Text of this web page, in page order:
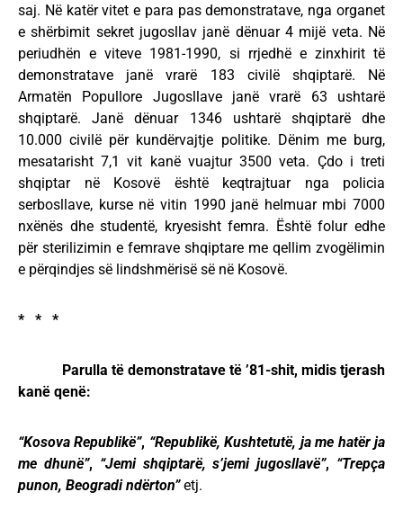
saj. Në katër vitet e para pas demonstratave, nga organet
e shërbimit sekret jugosllav janë dënuar 4 mijë veta. Në
periudhën e viteve 1981-1990, si rrjedhë e zinxhirit të
demonstratave janë vrarë 183 civilë shqiptarë. Në
Armatën Popullore Jugosllave janë vrarë 63 ushtarë
shqiptarë. Janë dënuar 1346 ushtarë shqiptarë dhe
10.000 civilë për kundërvajtje politike. Dënim me burg,
mesatarisht 7,1 vit kanë vuajtur 3500 veta. Çdo i treti
shqiptar në Kosovë është keqtrajtuar nga policia
serbosllave, kurse në vitin 1990 janë helmuar mbi 7000
nxënës dhe studentë, kryesisht femra. Është folur edhe
për sterilizimin e femrave shqiptare me qellim zvogëlimin
e përqindjes së lindshmërisë së në Kosovë.
* * *
Parulla të demonstratave të ’81-shit, midis tjerash
kanë qenë:
“Kosova Republikë”, “Republikë, Kushtetutë, ja me hatër ja
me dhunë”, “Jemi shqiptarë, s’jemi jugosllavë”, “Trepça
punon, Beogradi ndërton” etj.